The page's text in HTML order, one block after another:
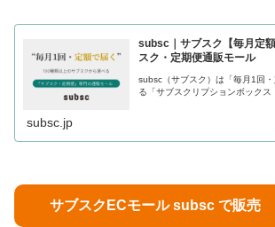
subsc｜サブスク【毎月定
スク・定期便通販モール
subsc（サブスク）は「毎月1回
る「サブスクリプションボックス
subsc.jp
サブスクECモール subsc で販売